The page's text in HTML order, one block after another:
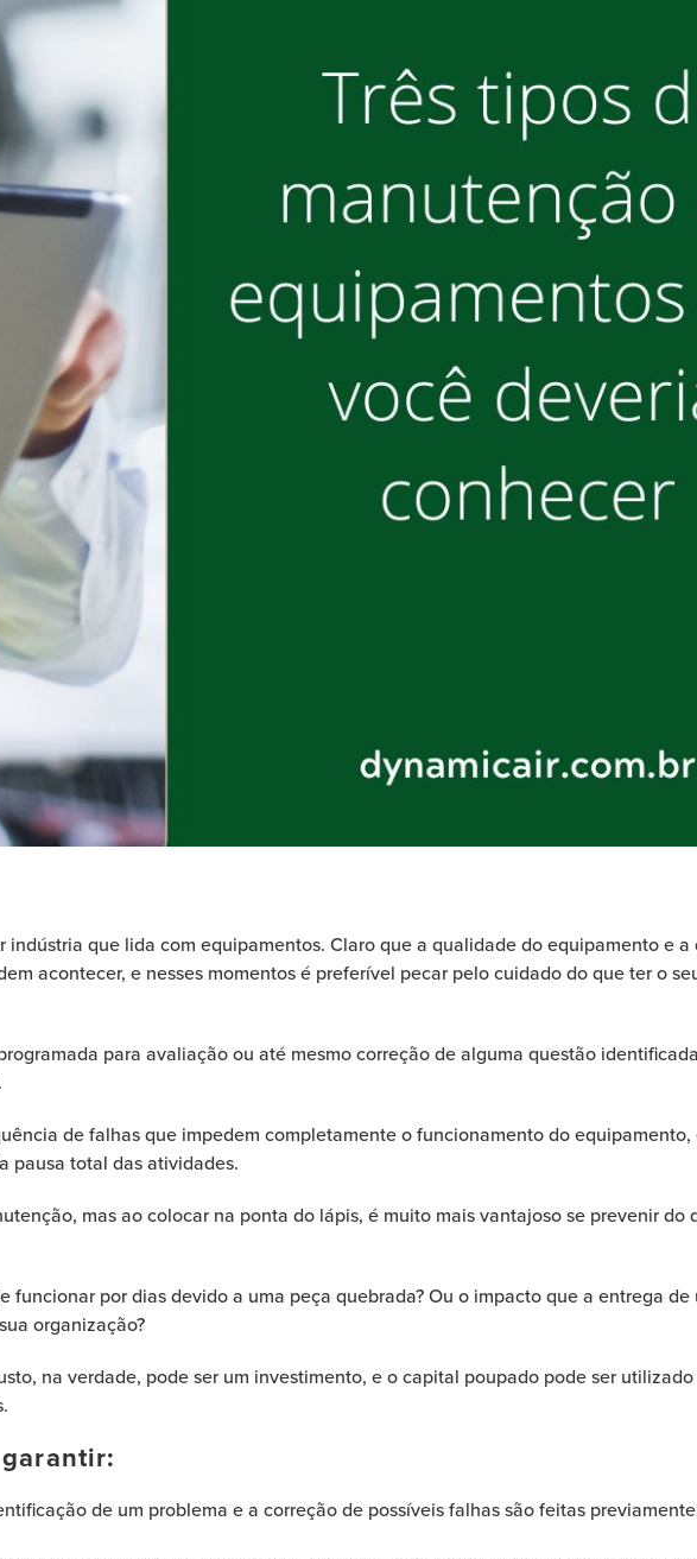
que lida com equipamentos. Claro que a qualidade do equipamento e a
acontecer, e nesses momentos é preferível pecar pelo cuidado do que ter o
para avaliação ou até mesmo correção de alguma questão
de falhas que impedem completamente o funcionamento do
pausa total das atividades.
mas ao colocar na ponta do lápis, é muito mais vantajoso se prevenir do
funcionar por dias devido a uma peça quebrada? Ou o impacto que a entrega
organização?
na verdade, pode ser um investimento, e o capital poupado pode ser
de um problema e a correção de possíveis falhas são feitas